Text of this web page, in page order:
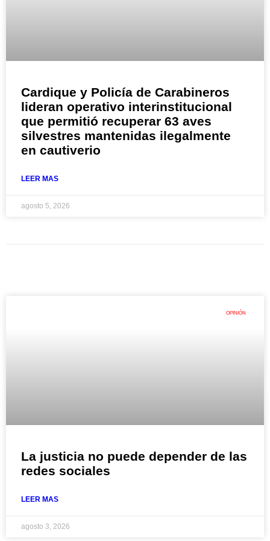
Cardique y Policía de Carabineros
lideran operativo interinstitucional
que permitió recuperar 63 aves
silvestres mantenidas ilegalmente
en cautiverio
LEER MAS
agosto 5, 2026
OPINIÓN
La justicia no puede depender de las
redes sociales
LEER MAS
agosto 3, 2026